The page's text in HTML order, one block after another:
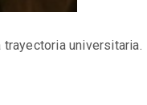
universitaria.